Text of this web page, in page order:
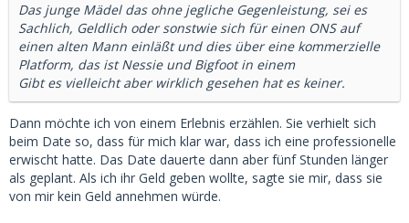
Das junge Mädel das ohne jegliche Gegenleistung, sei es
Sachlich, Geldlich oder sonstwie sich für einen ONS auf
einen alten Mann einläßt und dies über eine kommerzielle
Platform, das ist Nessie und Bigfoot in einem
Gibt es vielleicht aber wirklich gesehen hat es keiner.
Dann möchte ich von einem Erlebnis erzählen. Sie verhielt sich
beim Date so, dass für mich klar war, dass ich eine professionelle
erwischt hatte. Das Date dauerte dann aber fünf Stunden länger
als geplant. Als ich ihr Geld geben wollte, sagte sie mir, dass sie
von mir kein Geld annehmen würde.